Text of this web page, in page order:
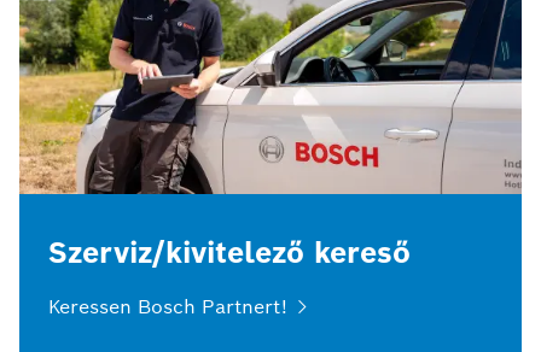
Szerviz/kivitelező kereső
Keressen Bosch Partnert!